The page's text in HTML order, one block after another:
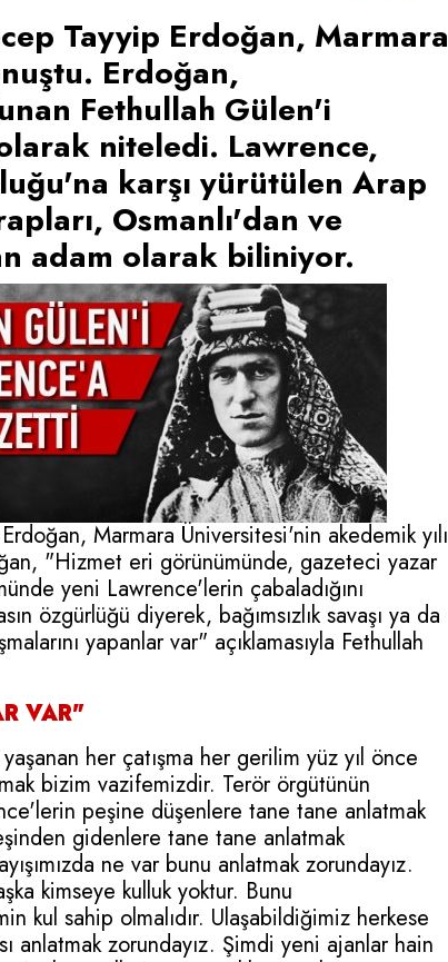
Tayyip Erdoğan, Marmara
Erdoğan,
Fethullah Gülen'i
niteledi. Lawrence,
karşı yürütülen Arap
Osmanlı'dan ve
adam olarak biliniyor.
Marmara Üniversitesi'nin akedemik yılı
"Hizmet eri görünümünde, gazeteci yazar
yeni Lawrence'lerin çabaladığını
özgürlüğü diyerek, bağımsızlık savaşı ya da
yapanlar var" açıklamasıyla Fethullah
VAR"
her çatışma her gerilim yüz yıl önce
bizim vazifemizdir. Terör örgütünün
peşine düşenlere tane tane anlatmak
gidenlere tane tane anlatmak
ne var bunu anlatmak zorundayız.
kimseye kulluk yoktur. Bunu
kul sahip olmalıdır. Ulaşabildiğimiz herkese
anlatmak zorundayız. Şimdi yeni ajanlar hain